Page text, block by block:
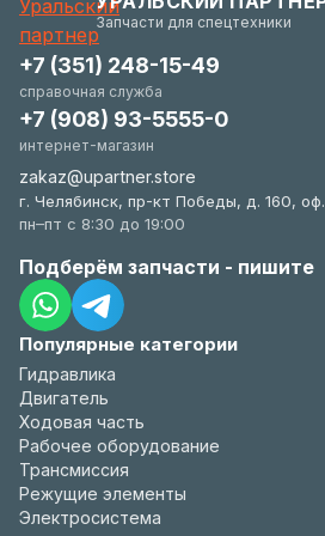
удобстве.Запчасти для спецтехники
Популярные категории
Гидравлика
Двигатель
Ходовая часть
Рабочее оборудование
Трансмиссия
Режущие элементы
Электросистема
+7 (351) 248-15-49
справочная служба
+7 (908) 93-5555-0
интернет-магазин
zakaz@upartner.store
г. Челябинск, пр-кт Победы, д. 160,
пн–пт с 8:30 до 19:00
Подберём запчасти - пишите